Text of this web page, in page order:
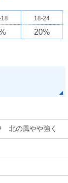
18-24
20%
北の風やや強く